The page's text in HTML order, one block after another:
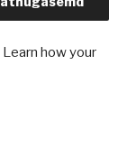
Learn how your